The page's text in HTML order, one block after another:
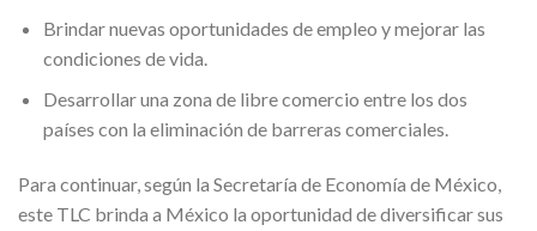
Brindar nuevas oportunidades de empleo y mejorar las
condiciones de vida.
Desarrollar una zona de libre comercio entre los dos
países con la eliminación de barreras comerciales.
Para continuar, según la Secretaría de Economía de México,
este TLC brinda a México la oportunidad de diversificar sus